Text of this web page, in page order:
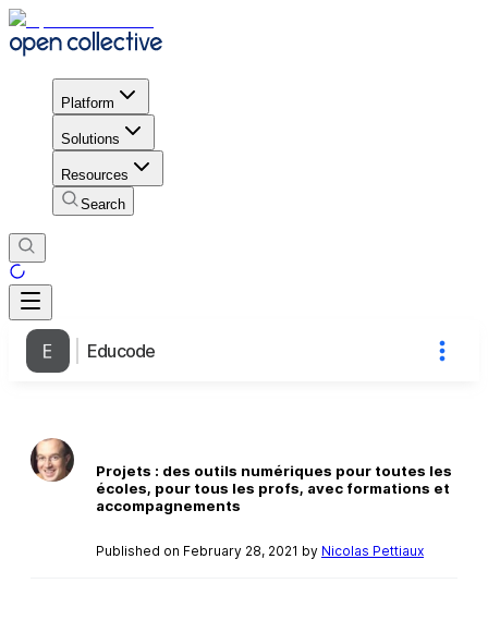
Platform
Solutions
Resources
Search
Educode
Projets : des outils numériques pour toutes les
écoles, pour tous les profs, avec formations et
accompagnements
Published on February 28, 2021 by Nicolas Pettiaux